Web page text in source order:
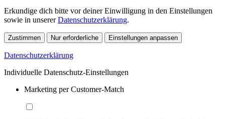
Erkundige dich bitte vor deiner Einwilligung in den Einstellungen
sowie in unsererDatenschutzerklärung.
Zustimmen Nur erforderliche Einstellungen anpassen
Datenschutzerklärung
Individuelle Datenschutz-Einstellungen
Marketing per Customer-Match